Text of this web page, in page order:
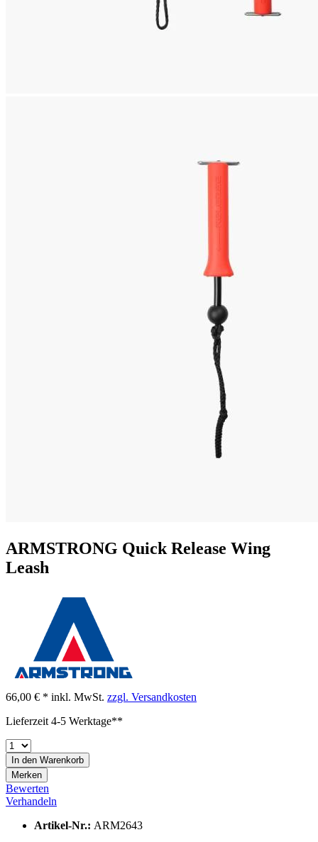
ARMSTRONG Quick Release Wing
Leash
66,00 € * inkl. MwSt. zzgl. Versandkosten
Lieferzeit 4-5 Werktage**
In den Warenkorb
Merken
Bewerten
Verhandeln
Artikel-Nr.: ARM2643